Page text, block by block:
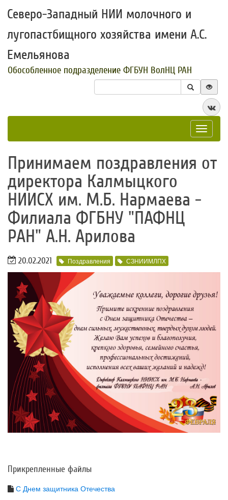
Северо-Западный НИИ молочного и
лугопастбищного хозяйства имени А.С.
Емельянова
Обособленное подразделение ФГБУН ВолНЦ РАН
Toggle
Принимаем поздравления от
директора Калмыцкого
НИИСХ им. М.Б. Нармаева -
Филиала ФГБНУ "ПАФНЦ
РАН" А.Н. Арилова
20.02.2021 Поздравления СЗНИИМЛПХ
Прикрепленные файлы
С Днем защитника Отечества